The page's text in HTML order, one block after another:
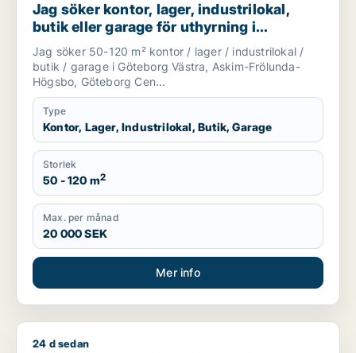
Jag söker kontor, lager, industrilokal,
butik eller garage för uthyrning i
Göteborg Västra, Askim-Frölunda-
Högsbo eller Göteborg Centrum m.fl.
Jag söker 50-120 m² kontor / lager / industrilokal /
butik / garage i Göteborg Västra, Askim-Frölunda-
Högsbo, Göteborg Cen...
Type
Kontor, Lager, Industrilokal, Butik, Garage
Storlek
50 - 120 m2
Max. per månad
20 000 SEK
Mer info
Jag söker lager, industrilokal eller garage för uthyrning i
24 d sedan